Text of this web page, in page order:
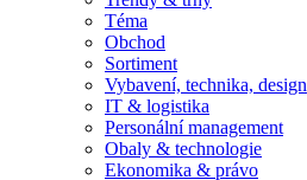
Téma
Obchod
Sortiment
Vybavení, technika, design
IT & logistika
Personální management
Obaly & technologie
Ekonomika & právo